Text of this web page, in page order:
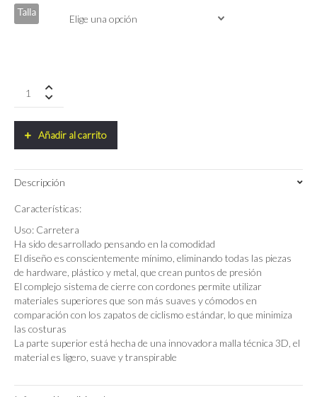
Talla
Zapatillas
Tensione
Añadir al carrito
Descripción
Características:
Uso: Carretera
Ha sido desarrollado pensando en la comodidad
El diseño es conscientemente mínimo, eliminando todas las piezas
de hardware, plástico y metal, que crean puntos de presión
El complejo sistema de cierre con cordones permite utilizar
materiales superiores que son más suaves y cómodos en
comparación con los zapatos de ciclismo estándar, lo que minimiza
las costuras
La parte superior está hecha de una innovadora malla técnica 3D, el
material es ligero, suave y transpirable